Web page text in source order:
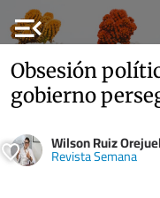
menu_open
Obsesión
gobierno
Wilson Ruiz
Revista Semana